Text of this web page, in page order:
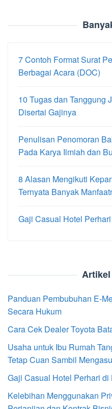
7 Contoh Format Surat
Berbagai Acara (DOC)
10 Tugas dan Tanggung
Disertai Gajinya
Penulisan Penomoran
Pada Karya Ilmiah dan
8 Alasan Mengikuti
Ternyata Banyak
Gaji Casual Hotel
Artikel
Panduan Pembubuhan E-
Secara Hukum
Cara Cek Dealer Toyota
Usaha untuk Ibu Rumah
Tetap Cuan Sambil
Gaji Casual Hotel Perhari
Kelebihan Menggunakan